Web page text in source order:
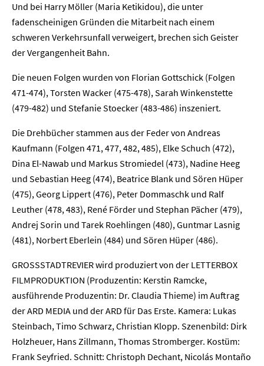
Und bei Harry Möller (Maria Ketikidou), die unter
fadenscheinigen Gründen die Mitarbeit nach einem
schweren Verkehrsunfall verweigert, brechen sich Geister
der Vergangenheit Bahn.
Die neuen Folgen wurden von Florian Gottschick (Folgen
471-474), Torsten Wacker (475-478), Sarah Winkenstette
(479-482) und Stefanie Stoecker (483-486) inszeniert.
Die Drehbücher stammen aus der Feder von Andreas
Kaufmann (Folgen 471, 477, 482, 485), Elke Schuch (472),
Dina El-Nawab und Markus Stromiedel (473), Nadine Heeg
und Sebastian Heeg (474), Beatrice Blank und Sören Hüper
(475), Georg Lippert (476), Peter Dommaschk und Ralf
Leuther (478, 483), René Förder und Stephan Pächer (479),
Andrej Sorin und Tarek Roehlingen (480), Guntmar Lasnig
(481), Norbert Eberlein (484) und Sören Hüper (486).
GROSSSTADTREVIER wird produziert von der LETTERBOX
FILMPRODUKTION (Produzentin: Kerstin Ramcke,
ausführende Produzentin: Dr. Claudia Thieme) im Auftrag
der ARD MEDIA und der ARD für Das Erste. Kamera: Lukas
Steinbach, Timo Schwarz, Christian Klopp. Szenenbild: Dirk
Holzheuer, Hans Zillmann, Thomas Stromberger. Kostüm:
Frank Seyfried. Schnitt: Christoph Dechant, Nicolás Montaño
Home
Unternehmen
Presse
Karriere
Kontakt
Newsletter Datenschutz Impressum